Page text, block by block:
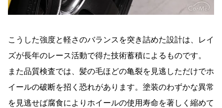
こうした強度と軽さのバランスを突き詰めた設計は、レイ
ズが長年のレース活動で得た技術蓄積によるものです。
また品質検査では、髪の毛ほどの亀裂を見逃しただけでホ
イールの破断を招く恐れがあります。塗装のわずかな異常
を見逃せば腐食によりホイールの使用寿命を著しく縮めて